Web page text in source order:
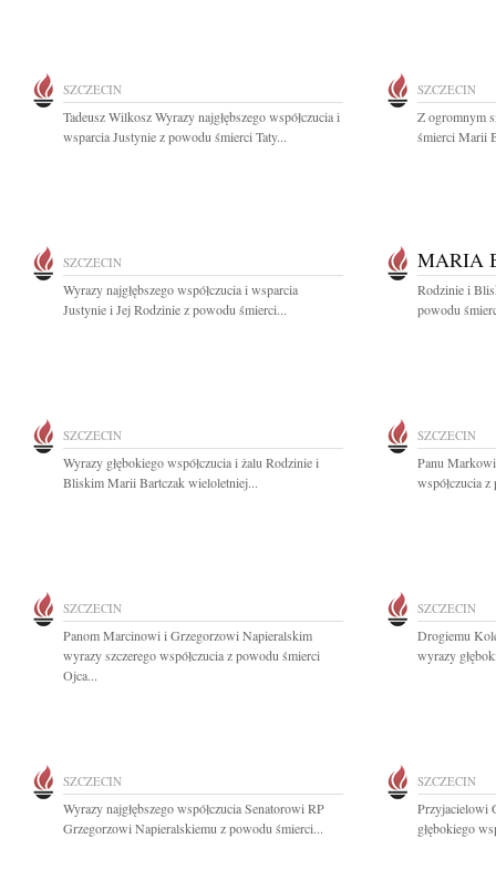
SZCZECIN
Tadeusz Wilkosz Wyrazy najgłębszego współczucia i
wsparcia Justynie z powodu śmierci Taty...
SZCZECIN
Z ogromnym
śmierci Marii
SZCZECIN
Wyrazy najgłębszego współczucia i wsparcia
Justynie i Jej Rodzinie z powodu śmierci...
MARIA
Rodzinie i
powodu
SZCZECIN
Wyrazy głębokiego współczucia i żalu Rodzinie i
Bliskim Marii Bartczak wieloletniej...
SZCZECIN
Panu
współczucia
SZCZECIN
Panom Marcinowi i Grzegorzowi Napieralskim
wyrazy szczerego współczucia z powodu śmierci
Ojca...
SZCZECIN
Drogiemu
wyrazy
SZCZECIN
Wyrazy najgłębszego współczucia Senatorowi RP
Grzegorzowi Napieralskiemu z powodu śmierci...
SZCZECIN
Przyjacielowi
głębokiego